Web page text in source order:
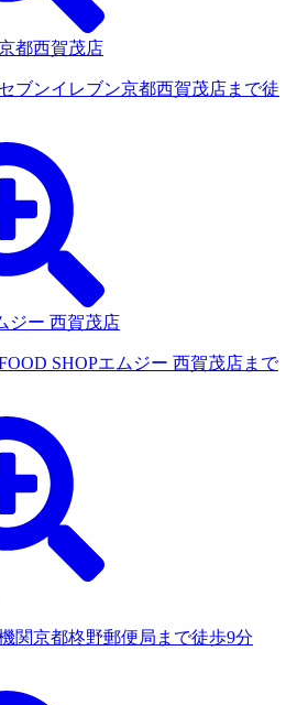
セブンイレブン京都西賀茂店まで徒
SHOPエムジー 西賀茂店まで
関京都柊野郵便局まで徒歩9分